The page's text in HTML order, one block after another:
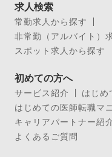
求人検索
常勤求人から探す
非常勤（アルバイト）
スポット求人から探す
初めての方へ
サービス紹介
はじめ
はじめての医師転職マ
キャリアパートナー紹
よくあるご質問